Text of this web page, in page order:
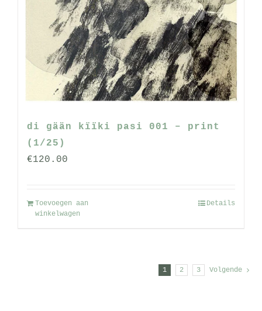
di gään kïïki pasi 001 – print
(1/25)
€120.00
Toevoegen aan
winkelwagen
Details
1 2 3 Volgende